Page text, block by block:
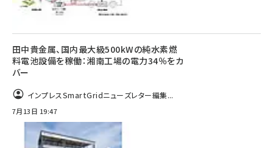
田中貴金属、国内最大級500kWの純水素燃
料電池設備を稼働：湘南工場の電力34％をカ
バー
インプレスSmartGridニューズレター編集...
7月13日 19:47